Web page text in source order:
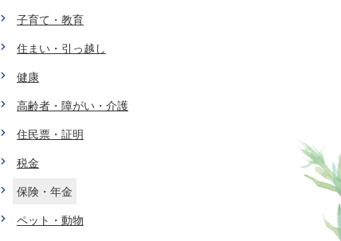
子育て・教育
住まい・引っ越し
健康
高齢者・障がい・介護
住民票・証明
税金
保険・年金
ペット・動物